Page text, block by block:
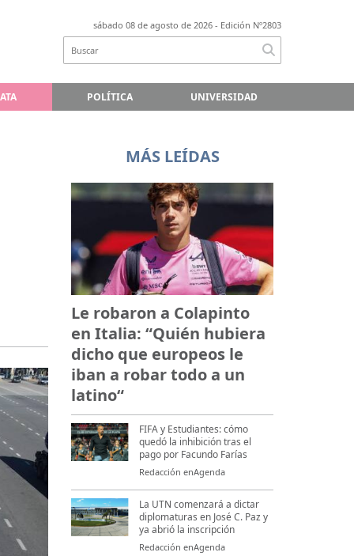
sábado 08 de agosto de 2026 - Edición Nº2803
POLÍTICA UNIVERSIDAD
MÁS LEÍDAS
Le robaron a Colapinto
en Italia: “Quién hubiera
dicho que europeos le
iban a robar todo a un
latino“
FIFA y Estudiantes: cómo
quedó la inhibición tras el
pago por Facundo Farías
Redacción enAgenda
La UTN comenzará a dictar
diplomaturas en José C. Paz y
ya abrió la inscripción
Redacción enAgenda